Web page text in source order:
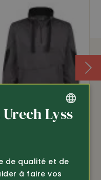
shirt Stellar
GERMAN
Lyss
de qualité et de
à faire vos